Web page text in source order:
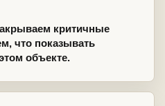
критичные
что показывать
объекте.